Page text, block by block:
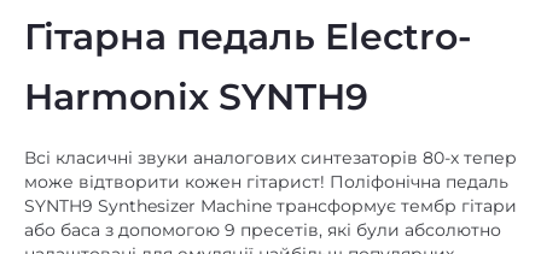
Harmonix SYNTH9
Всі класичні звуки аналогових синтезаторів 80-х тепер
SYNTH9 Synthesizer Machine трансформує тембр гітари
або баса з допомогою 9 пресетів, які були абсолютно
налаштовані для емуляції найбільш популярних
вінтажних звуків синтезаторовов в історії! Тепер
гітаристу доступно все – від сухих синтезаторних